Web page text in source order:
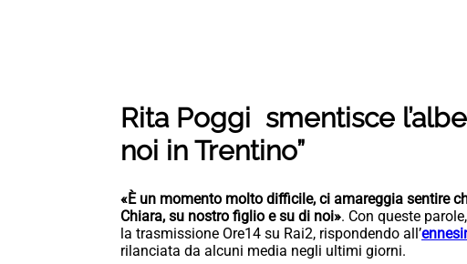
Rita Poggi smentisce
noi in Trentino”
«È un momento molto difficile, ci amareggia sentire
Chiara, su nostro figlio e su di noi». Con queste
la trasmissione Ore14 su Rai2, rispondendo all’
rilanciata da alcuni media negli ultimi giorni.